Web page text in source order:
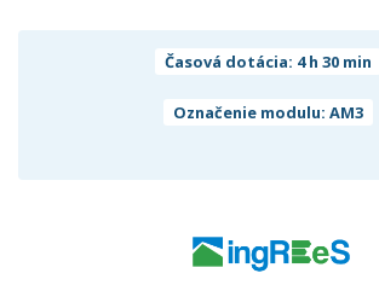
Časová dotácia: 4 h 30 min
Označenie modulu: AM3